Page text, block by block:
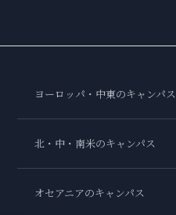
ヨーロッパ・中東のキャンパス
北・中・南米のキャンパス
オセアニアのキャンパス